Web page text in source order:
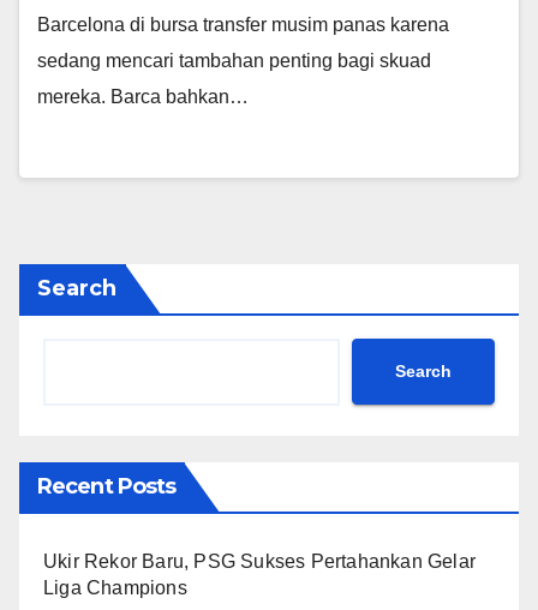
Barcelona di bursa transfer musim panas karena
sedang mencari tambahan penting bagi skuad
mereka. Barca bahkan…
Search
Search
Recent Posts
Ukir Rekor Baru, PSG Sukses Pertahankan Gelar
Liga Champions